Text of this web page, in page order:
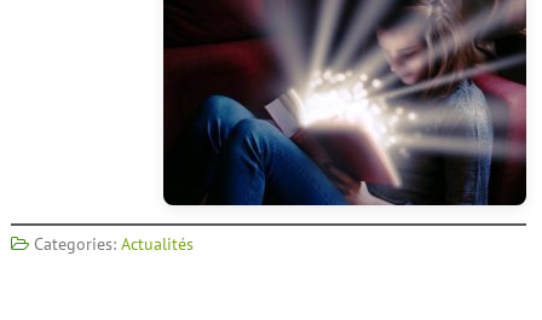
Categories: Actualités